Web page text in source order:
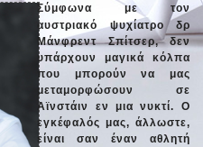
Σύμφωνα με τον
αυστριακό ψυχίατρο δρ
Μάνφρεντ Σπίτσερ, δεν
υπάρχουν μαγικά κόλπα
που μπορούν να μας
μεταμορφώσουν σε
Αϊνστάιν εν μια νυκτί. Ο
εγκέφαλός μας, άλλωστε,
είναι σαν έναν αθλητή